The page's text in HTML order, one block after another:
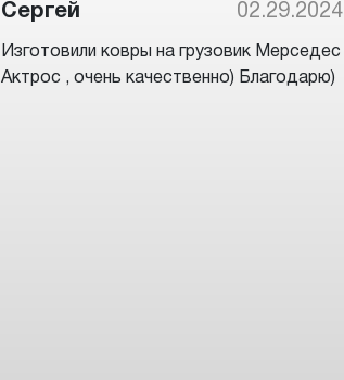
Сергей 02.29.2024
Изготовили ковры на грузовик Мерседес
Актрос , очень качественно) Благодарю)